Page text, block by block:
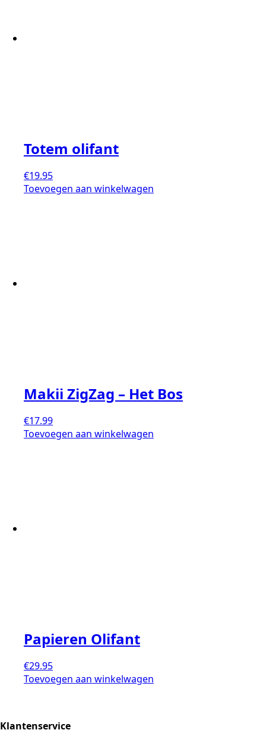
Totem olifant
€19.95
Toevoegen aan winkelwagen
Makii ZigZag – Het Bos
€17.99
Toevoegen aan winkelwagen
Papieren Olifant
€29.95
Toevoegen aan winkelwagen
Klantenservice